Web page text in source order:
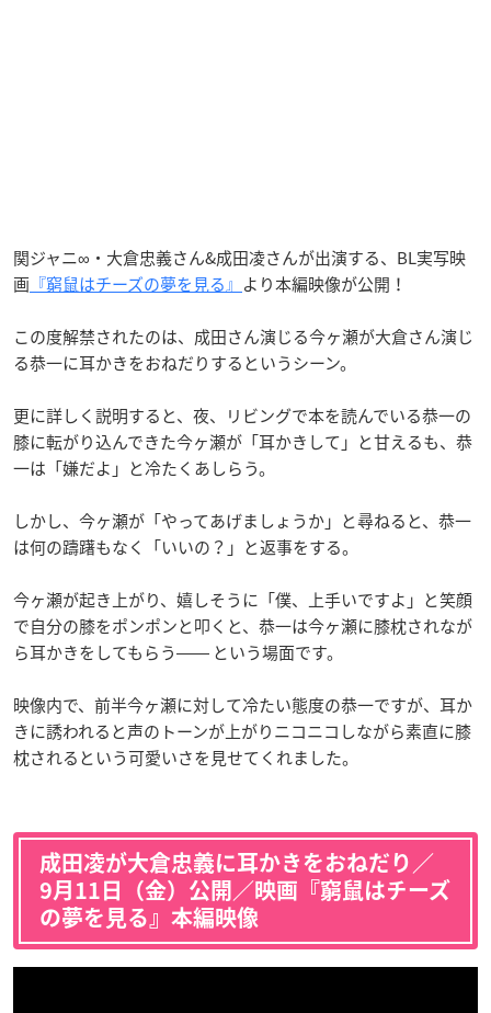
関ジャニ∞・大倉忠義さん&成田凌さんが出演する、BL実写映
画 『窮鼠はチーズの夢を見る』 より本編映像が公開！
この度解禁されたのは、成田さん演じる今ヶ瀬が大倉さん演じ
る恭一に耳かきをおねだりするというシーン。
更に詳しく説明すると、夜、リビングで本を読んでいる恭一の
膝に転がり込んできた今ヶ瀬が「耳かきして」と甘えるも、恭
一は「嫌だよ」と冷たくあしらう。
しかし、今ヶ瀬が「やってあげましょうか」と尋ねると、恭一
は何の躊躇もなく「いいの？」と返事をする。
今ヶ瀬が起き上がり、嬉しそうに「僕、上手いですよ」と笑顔
で自分の膝をポンポンと叩くと、恭一は今ヶ瀬に膝枕されなが
ら耳かきをしてもらう―― という場面です。
映像内で、前半今ヶ瀬に対して冷たい態度の恭一ですが、耳か
きに誘われると声のトーンが上がりニコニコしながら素直に膝
枕されるという可愛いさを見せてくれました。
成田凌が大倉忠義に耳かきをおねだり／
9月11日（金）公開／映画『窮鼠はチーズ
の夢を見る』本編映像